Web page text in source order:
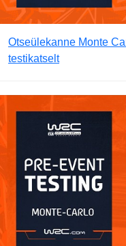
Otseülekanne Monte
testikatselt